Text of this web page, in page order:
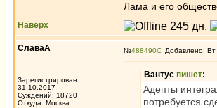
Лама и его
Наверх
СлаваА
Зарегистрирован:
31.10.2017
Суждений: 18720
Откуда: Москва
№488490 Добавлено:
Вантус пишет:
Адепты
потребуется